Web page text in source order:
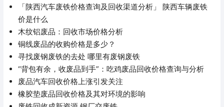
「陕西汽车废铁价格查询及回收渠道分析」 陕西车辆废铁
价是什么
木纹铝废品：回收市场价格分析
铜线废品的收购价格是多少？
寻找废钢废铁的去处 哪里有废钢废铁
“背包有余，收废品到手”：吃鸡废品回收价格查询与分析
废品汽车回收价格上涨引发关注
橡胶垫废品回收价格及其对环境的影响